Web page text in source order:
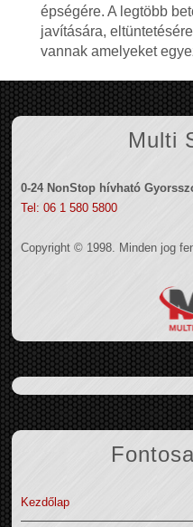
épségére. A legtöbb
javítására,
vannak amelyeket
Multi
0-24 NonStop hívható
Tel: 06 1 580 5800
Copyright © 1998. Minden jog
Kezdőlap